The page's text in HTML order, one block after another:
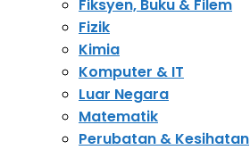
Fiksyen, Buku & Filem
Fizik
Kimia
Komputer & IT
Luar Negara
Matematik
Perubatan & Kesihatan